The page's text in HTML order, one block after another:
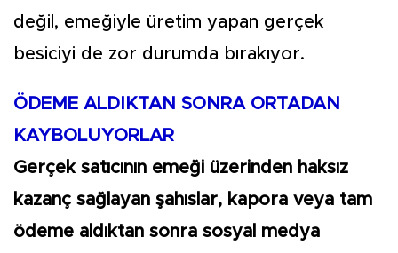
değil, emeğiyle üretim yapan gerçek
besiciyi de zor durumda bırakıyor.
ÖDEME ALDIKTAN SONRA ORTADAN
KAYBOLUYORLAR
Gerçek satıcının emeği üzerinden haksız
kazanç sağlayan şahıslar, kapora veya tam
ödeme aldıktan sonra sosyal medya